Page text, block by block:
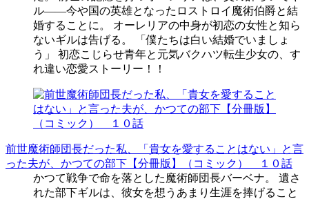
ル――今や国の英雄となったロストロイ魔術伯爵と結
婚することに。 オーレリアの中身が初恋の女性と知ら
ないギルは告げる。 「僕たちは白い結婚でいましょ
う」 初恋こじらせ青年と元気バクハツ転生少女の、す
れ違い恋愛ストーリー！！
前世魔術師団長だった私、「貴女を愛することはない」と言
った夫が、かつての部下【分冊版】（コミック） １０話
かつて戦争で命を落とした魔術師団長バーベナ。 遺さ
れた部下ギルは、彼女を想うあまり生涯を捧げること